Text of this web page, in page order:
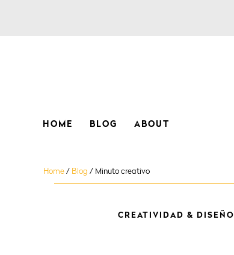
HOME BLOG ABOUT
Home / Blog / Minuto creativo
CREATIVIDAD & DISEÑO